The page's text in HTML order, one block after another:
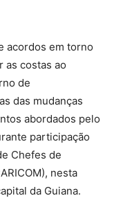
acordos em torno
as costas ao
de
das mudanças
abordados pelo
participação
Chefes de
nesta
da Guiana.